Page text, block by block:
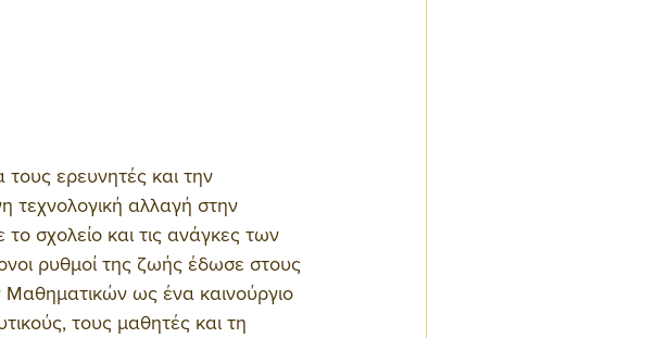
ερευνητές και την
τεχνολογική αλλαγή στην
σχολείο και τις ανάγκες των
ρυθμοί της ζωής έδωσε στους
ως ένα καινούργιο
τους μαθητές και τη